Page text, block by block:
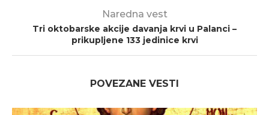
Naredna vest
Tri oktobarske akcije davanja krvi u Palanci –
prikupljene 133 jedinice krvi
POVEZANE VESTI